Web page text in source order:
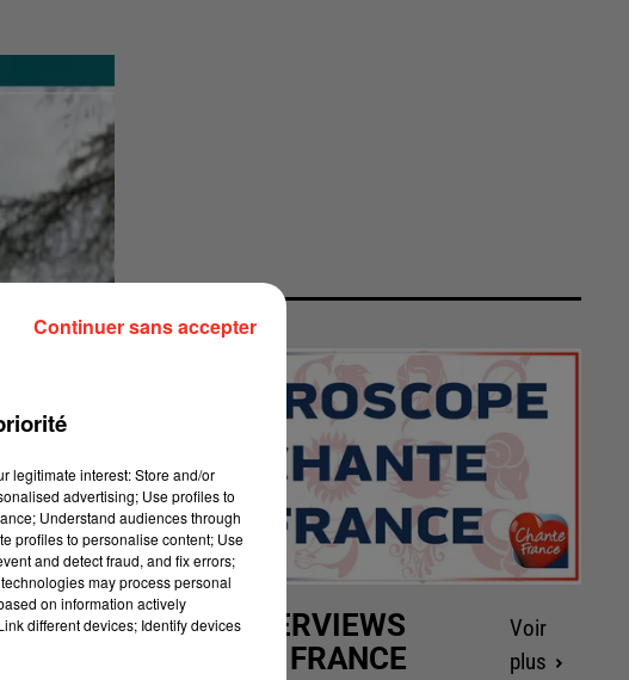
LES INTERVIEWS
CHANTE FRANCE
Voir
plus
legitimate interest: Store and/or
advertising; Use profiles to
Understand audiences through
profiles to personalise content; Use
and detect fraud, and fix errors;
may process personal
on information actively
different devices; Identify devices
Continuer sans accepter